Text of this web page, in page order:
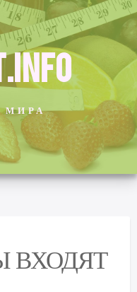
МИРА
ВХОДЯТ